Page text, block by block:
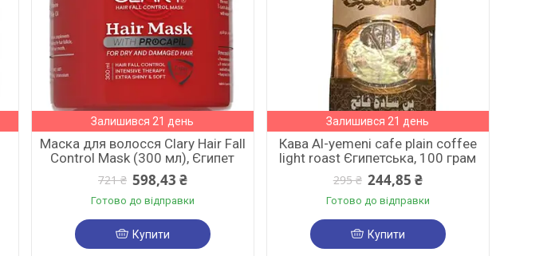
Залишився 21 день
Маска для волосся Clary Hair Fall
Control Mask (300 мл), Єгипет
721 ₴ 598,43 ₴
Готово до відправки
Купити
Залишився 21 день
Кава Al-yemeni cafe plain coffee
light roast Єгипетська, 100 грам
295 ₴ 244,85 ₴
Готово до відправки
Купити